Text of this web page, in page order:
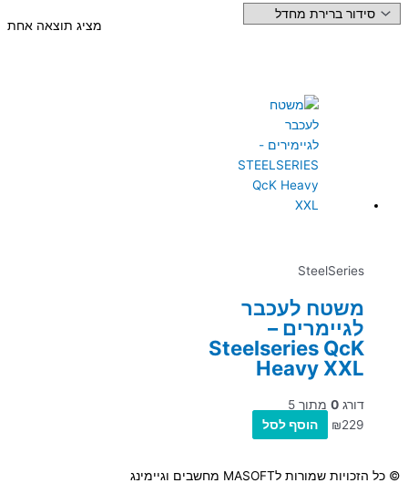
מציג תוצאה אחת
SteelSeries
משטח לעכבר
לגיימרים –
Steelseries QcK
Heavy XXL
דורג 0 מתוך 5
₪229 הוסף לסל
© כל הזכויות שמורות לMASOFT מחשבים וגיימינג